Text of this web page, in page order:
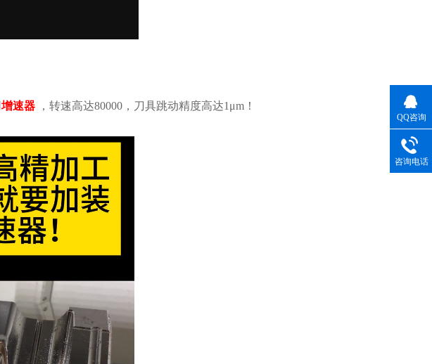
增速器 ，转速高达80000，刀具跳动精度高达1μm！
QQ咨询
咨询电话